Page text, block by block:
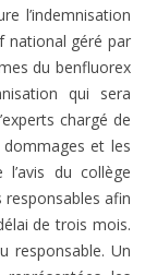
l’indemnisation
national géré par
du benfluorex
qui sera
chargé de
et les
du collège
responsables afin
de trois mois.
responsable. Un